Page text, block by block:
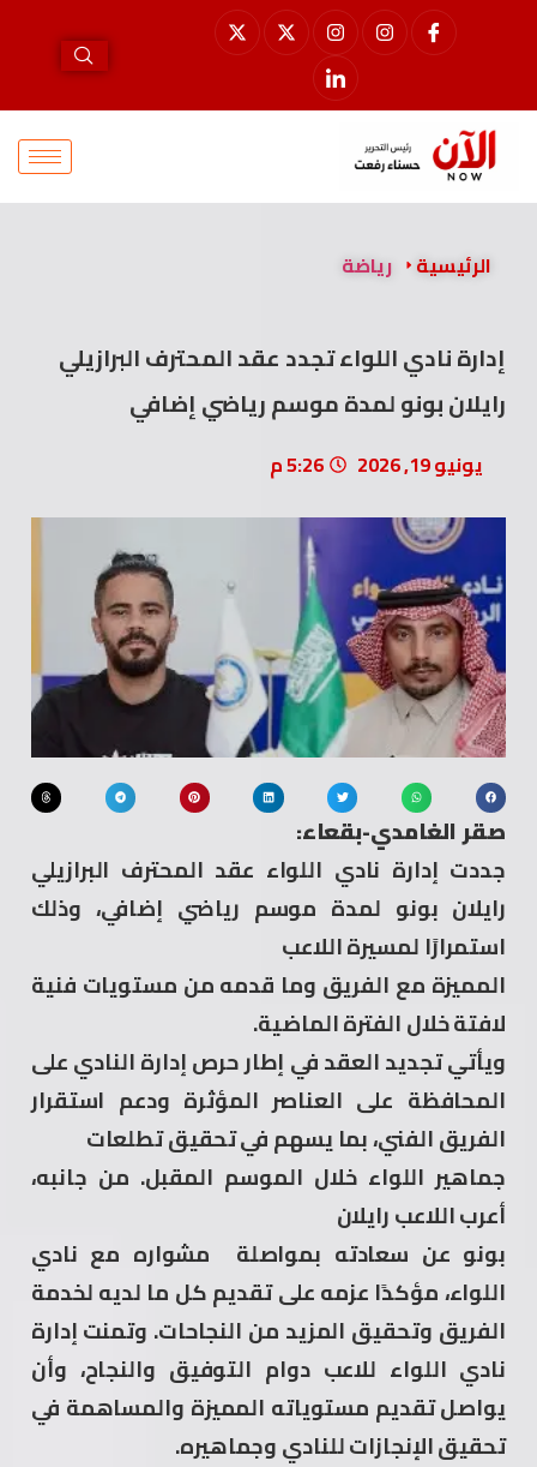
الرئيسية رياضة
إدارة نادي اللواء تجدد عقد المحترف البرازيلي
رايلان بونو لمدة موسم رياضي إضافي
يونيو 19, 2026 5:26 م
صقر الغامدي-بقعاء:
جددت إدارة نادي اللواء عقد المحترف البرازيلي
رايلان بونو لمدة موسم رياضي إضافي، وذلك
استمرارًا لمسيرة اللاعب
المميزة مع الفريق وما قدمه من مستويات فنية
لافتة خلال الفترة الماضية.
ويأتي تجديد العقد في إطار حرص إدارة النادي على
المحافظة على العناصر المؤثرة ودعم استقرار
الفريق الفني، بما يسهم في تحقيق تطلعات
جماهير اللواء خلال الموسم المقبل. من جانبه،
أعرب اللاعب رايلان
بونو عن سعادته بمواصلة مشواره مع نادي
اللواء، مؤكدًا عزمه على تقديم كل ما لديه لخدمة
الفريق وتحقيق المزيد من النجاحات. وتمنت إدارة
نادي اللواء للاعب دوام التوفيق والنجاح، وأن
يواصل تقديم مستوياته المميزة والمساهمة في
تحقيق الإنجازات للنادي وجماهيره.